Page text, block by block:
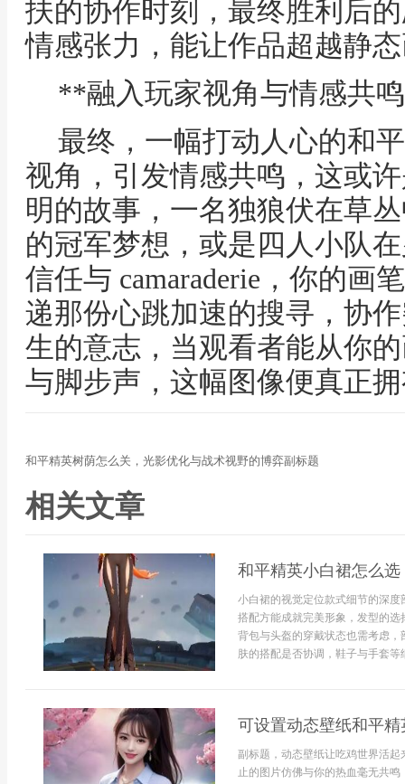
扶的协作时刻，最终胜利后
情感张力，能让作品超越静
**融入玩家视角与情感共
最终，一幅打动人心的和
视角，引发情感共鸣，这或
明的故事，一名独狼伏在草
的冠军梦想，或是四人小队
信任与 camaraderie，你的画
递那份心跳加速的搜寻，协
生的意志，当观看者能从你
与脚步声，这幅图像便真正
和平精英树荫怎么关，光影优化与战术视野的博弈副标题
相关文章
和平精英小白裙怎么
小白裙的视觉定位款式细节的深
搭配方能成就完美形象，发型的
背包与头盔的穿戴状态也需考虑
肤的搭配是否协调，鞋子与手套
可设置动态壁纸和平
副标题，动态壁纸让吃鸡世界活
止的图片仿佛与你的热血毫无共